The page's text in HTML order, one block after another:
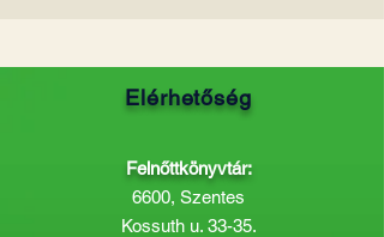
Elérhetőség
Felnőttkönyvtár:
6600, Szentes
Kossuth u. 33-35.